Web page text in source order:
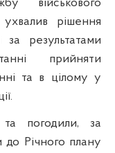
військового
рішення
результатами
прийняти
та в цілому у
та погодили, за
до Річного плану